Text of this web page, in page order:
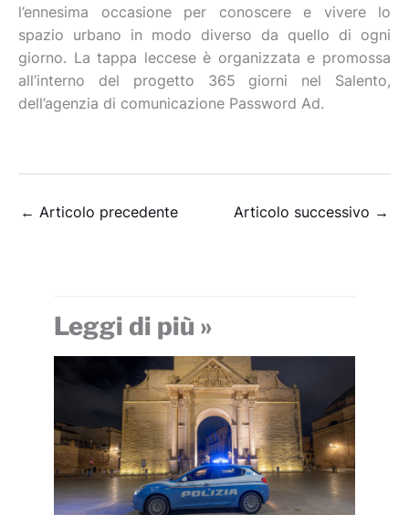
l’ennesima occasione per conoscere e vivere lo
spazio urbano in modo diverso da quello di ogni
giorno. La tappa leccese è organizzata e promossa
all’interno del progetto 365 giorni nel Salento,
dell’agenzia di comunicazione Password Ad.
← Articolo precedente Articolo successivo →
Leggi di più »